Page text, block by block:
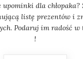
upominki dla chłopaka?
listę prezentów i
Podaruj im radość w
!